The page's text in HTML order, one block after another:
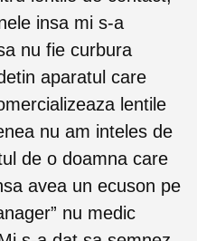
insa mi s-a
nu fie curbura
aparatul care
lentile
nu am inteles de
de o doamna care
avea un ecuson pe
nu medic